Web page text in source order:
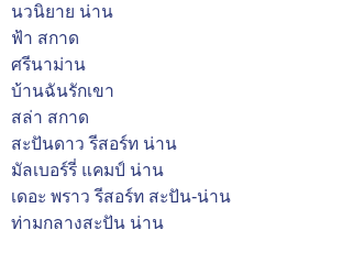
นวนิยาย น่าน
ฟ้า สกาด
ศรีนาม่าน
บ้านฉันรักเขา
สล่า สกาด
สะปันดาว รีสอร์ท น่าน
มัลเบอร์รี่ แคมป์ น่าน
เดอะ พราว รีสอร์ท สะปัน-น่าน
ท่ามกลางสะปัน น่าน